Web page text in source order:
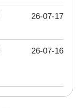
26-07-17
26-07-16